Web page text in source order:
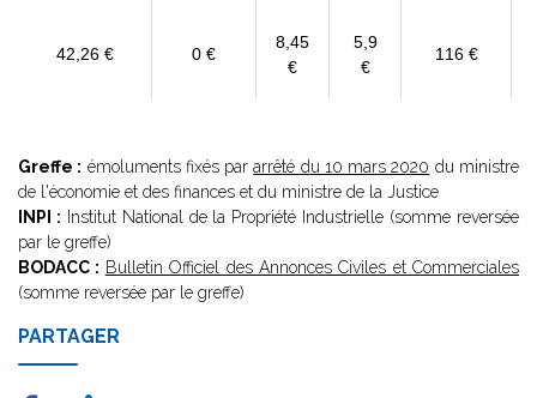
42,26 € 0 €
8,45
€
5,9
€
116 €
Greffe : émoluments fixés pararrêté du 10 mars 2020 du ministre
de l'économie et des finances et du ministre de la Justice
INPI : Institut National de la Propriété Industrielle (somme reversée
par le greffe)
BODACC : Bulletin Officiel des Annonces Civiles et Commerciales
(somme reversée par le greffe)
PARTAGER